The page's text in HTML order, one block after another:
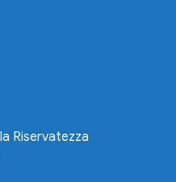
Riservatezza